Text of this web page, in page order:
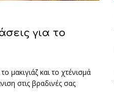
για το
μακιγιάζ και το χτένισμά
στις βραδινές σας